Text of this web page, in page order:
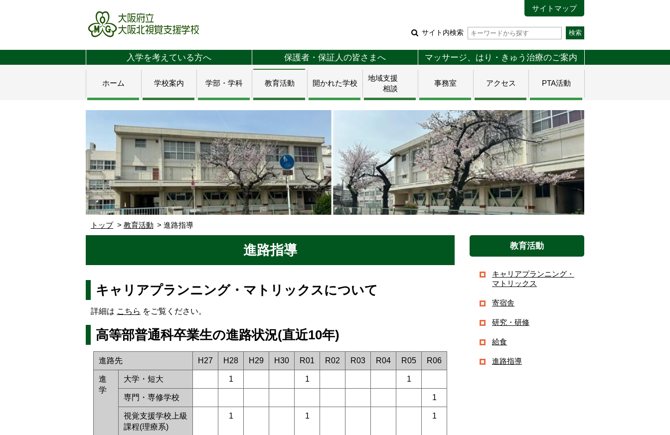
サイトマップ
サイト内検索
入学を考えている方へ 保護者・保証人の皆さまへ マッサージ、はり・きゅう治療のご案内
ホーム 学校案内 学部・学科 教育活動 開かれた学校
地域支援
相談
事務室 アクセス PTA活動
トップ 教育活動 進路指導
進路指導
キャリアプランニング・マトリックスについて
詳細は こちら をご覧ください。
高等部普通科卒業生の進路状況(直近10年)
進路先 H27 H28 H29 H30 R01 R02 R03 R04 R05 R06
進
学
大学・短大 1 1 1
専門・専修学校 1
視覚支援学校上級
課程(理療系)
1 1 1
教育活動
キャリアプランニング・
マトリックス
寄宿舎
研究・研修
給食
進路指導